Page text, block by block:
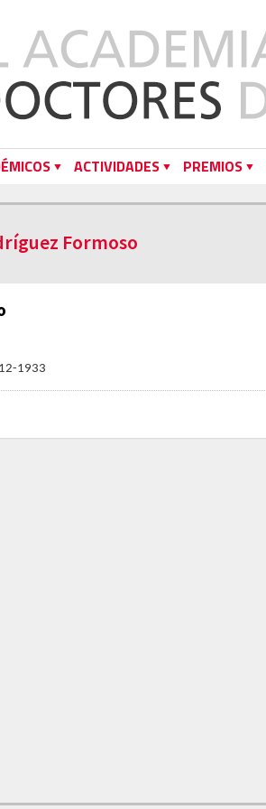
ACTIVIDADES PREMIOS
Formoso
1933